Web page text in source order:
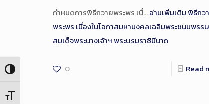
Toggle High Contrast
Toggle Font size
กำหนดการพิธีถวายพระพร เนื่…อ่านเพิ่มเติมพิธีถว
พระพร เนื่องในโอกาสมหามงคลเฉลิมพระชนมพรร
สมเด็จพระนางเจ้าฯ พระบรมราชินีนาถ
0 Read